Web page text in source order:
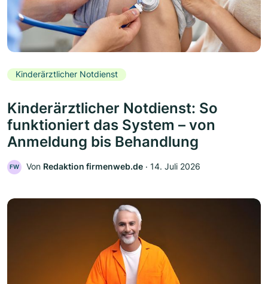
Kinderärztlicher Notdienst
Kinderärztlicher Notdienst: So
funktioniert das System – von
Anmeldung bis Behandlung
FW Von Redaktion firmenweb.de ‧ 14. Juli 2026